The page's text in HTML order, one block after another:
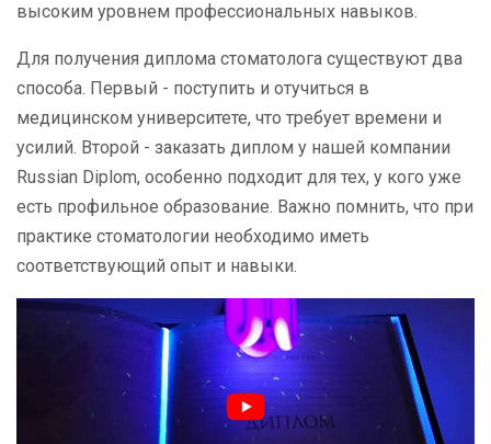
высоким уровнем профессиональных навыков.
Для получения диплома стоматолога существуют два
способа. Первый - поступить и отучиться в
медицинском университете, что требует времени и
усилий. Второй - заказать диплом у нашей компании
Russian Diplom, особенно подходит для тех, у кого уже
есть профильное образование. Важно помнить, что при
практике стоматологии необходимо иметь
соответствующий опыт и навыки.